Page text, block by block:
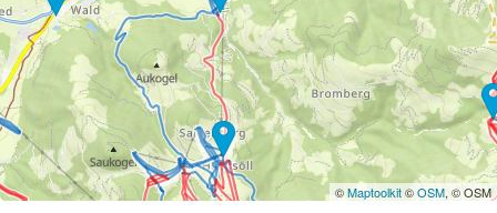
©Maptoolkit©OSM, © OSM